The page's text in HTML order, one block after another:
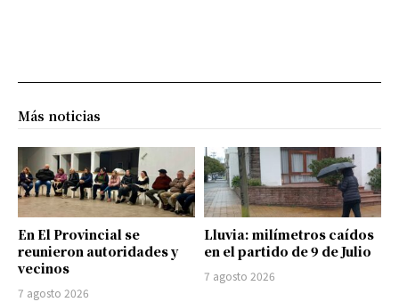
Más noticias
En El Provincial se
reunieron autoridades y
vecinos
7 agosto 2026
Lluvia: milímetros caídos
en el partido de 9 de Julio
7 agosto 2026